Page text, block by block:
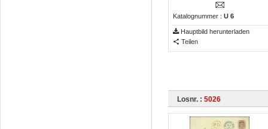
Katalognummer : U 6
Hauptbild herunterladen
Teilen
Losnr. : 5026